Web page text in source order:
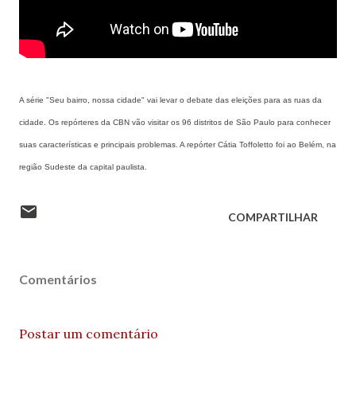
A série "Seu bairro, nossa cidade" vai levar o debate das eleições para as ruas da
cidade. Os repórteres da CBN vão visitar os 96 distritos de São Paulo para conhecer
suas características e principais problemas. A repórter Cátia Toffoletto foi ao Belém, na
região Sudeste da capital paulista.
COMPARTILHAR
Comentários
Postar um comentário